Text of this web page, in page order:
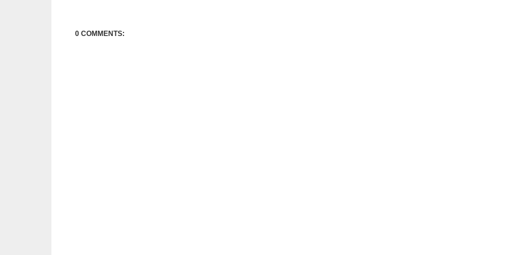
0 COMMENTS: